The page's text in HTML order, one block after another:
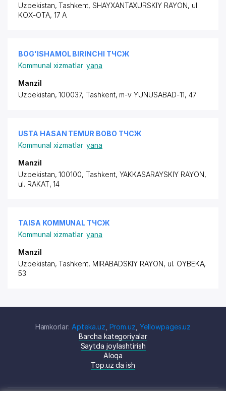
Uzbekistan, Tashkent, SHAYXANTAXURSKIY RAYON, ul.
KOX-OTA, 17 A
BOG'ISHAMOL BIRINCHI ТЧСЖ
Kommunal xizmatlar yana
Manzil
Uzbekistan, 100037, Tashkent, m-v YUNUSABAD-11, 47
USTA HASAN TEMUR BOBO ТЧСЖ
Kommunal xizmatlar yana
Manzil
Uzbekistan, 100100, Tashkent, YAKKASARAYSKIY RAYON,
ul. RAKAT, 14
TAISA KOMMUNAL ТЧСЖ
Kommunal xizmatlar yana
Manzil
Uzbekistan, Tashkent, MIRABADSKIY RAYON, ul. OYBEKA,
53
Hamkorlar: Apteka.uz Prom.uz ,Yellowpages.uz
Barcha kategoriyalar
Saytda joylashtirish
Aloqa
Top.uz da ish